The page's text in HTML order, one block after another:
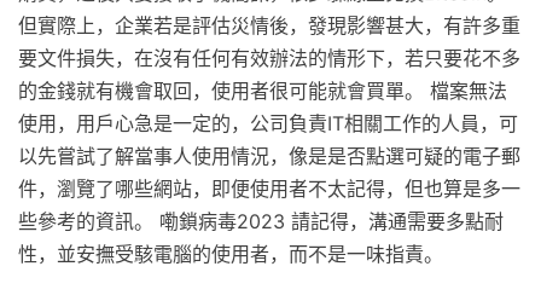
但實際上，企業若是評估災情後，發現影響甚大，有許多重
要文件損失，在沒有任何有效辦法的情形下，若只要花不多
的金錢就有機會取回，使用者很可能就會買單。 檔案無法
使用，用戶心急是一定的，公司負責IT相關工作的人員，可
以先嘗試了解當事人使用情況，像是是否點選可疑的電子郵
件，瀏覽了哪些網站，即便使用者不太記得，但也算是多一
些參考的資訊。 嘞鎖病毒2023 請記得，溝通需要多點耐
性，並安撫受駭電腦的使用者，而不是一味指責。